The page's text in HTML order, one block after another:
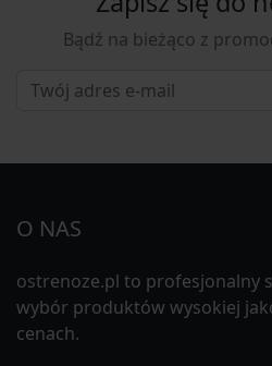
Bądź na bieżąco z
O NAS
ostrenoze.pl to profesjonalny
wybór produktów wysokiej
cenach.